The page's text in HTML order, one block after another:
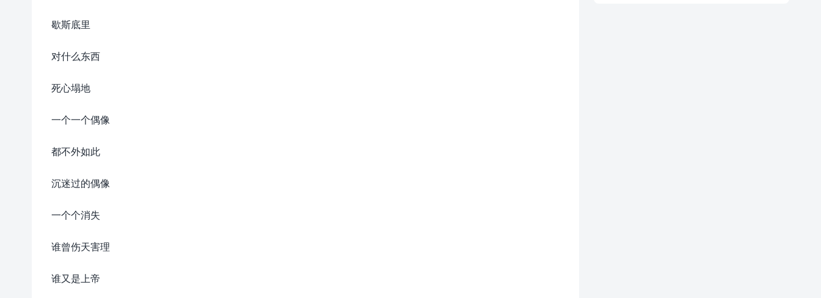
歇斯底里
对什么东西
死心塌地
一个一个偶像
都不外如此
沉迷过的偶像
一个个消失
谁曾伤天害理
谁又是上帝